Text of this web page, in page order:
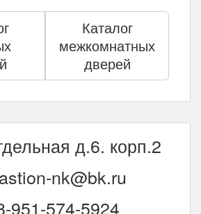
Каталог
межкомнатных
дверей
д.6. корп.2
nk@bk.ru
951-574-5924